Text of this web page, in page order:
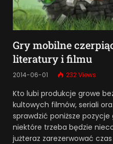
Gry mobilne
literatury i filmu
2014-06-01 232Views
Kto lubi produkcje growe
kultowych filmów, seriali
sprawdzić poniższe pozycje
niektóre trzeba będzie
jużteraz zarezerwować